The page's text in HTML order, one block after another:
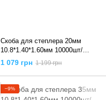
Скоба для степлера 20мм
10.8*1.40*1.60мм 10000шт/
упак, PT-8220 INTERTOOL
1 079 грн 1 199 грн
−9%